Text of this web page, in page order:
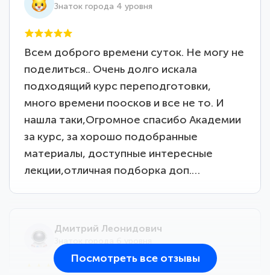
Знаток города 4 уровня
Всем доброго времени суток. Не могу не
поделиться.. Очень долго искала
подходящий курс переподготовки,
много времени поосков и все не то. И
нашла таки,Огромное спасибо Академии
за курс, за хорошо подобранные
материалы, доступные интересные
лекции,отличная подборка доп.…
Дмитрий Леонидович
Посмотреть все отзывы